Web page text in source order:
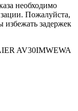
необходимо
Пожалуйста,
избежать задержек
AV30IMWEWA